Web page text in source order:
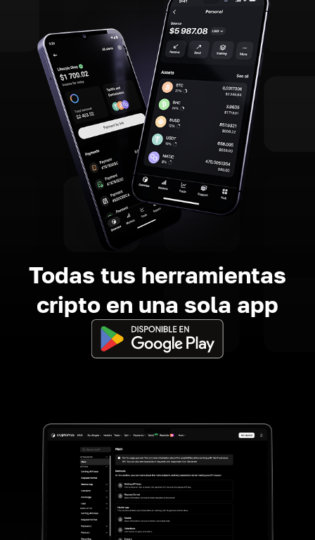
Todas tus herramientas
cripto en una sola app